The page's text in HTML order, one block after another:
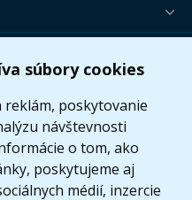
súbory cookies
poskytovanie
návštevnosti
o tom, ako
poskytujeme aj
médií, inzercie